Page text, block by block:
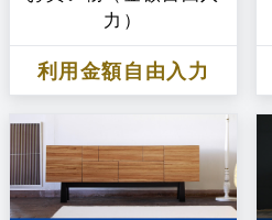
力）
利用金額自由入力